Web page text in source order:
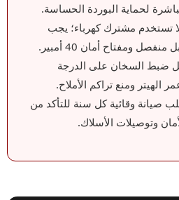
لحماية البوردة الحساسة.
تستخدم مشترك كهرباء؛ يجب
ومفتاح أمان 40 أمبير.
ضبط السخان على الدرجة
الهيتر ومنع تراكم الأملاح.
صيانة وقائية كل سنة للتأكد من
وتوصيلات الأسلاك.